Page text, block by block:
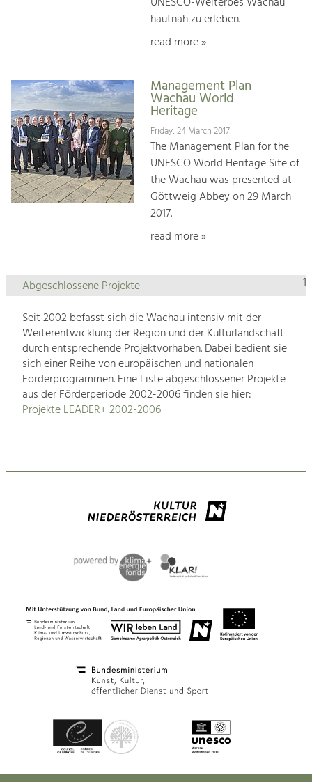
hautnah zu erleben.
read more »
Management Plan
Wachau World
Heritage
Friday, 24 March 2017
The Management Plan for the
UNESCO World Heritage Site of
the Wachau was presented at
Göttweig Abbey on 29 March
2017.
read more »
1
Abgeschlossene Projekte
Seit 2002 befasst sich die Wachau intensiv mit der
Weiterentwicklung der Region und der Kulturlandschaft
durch entsprechende Projektvorhaben. Dabei bedient sie
sich einer Reihe von europäischen und nationalen
Förderprogrammen. Eine Liste abgeschlossener Projekte
aus der Förderperiode 2002-2006 finden sie hier:
Projekte LEADER+ 2002-2006